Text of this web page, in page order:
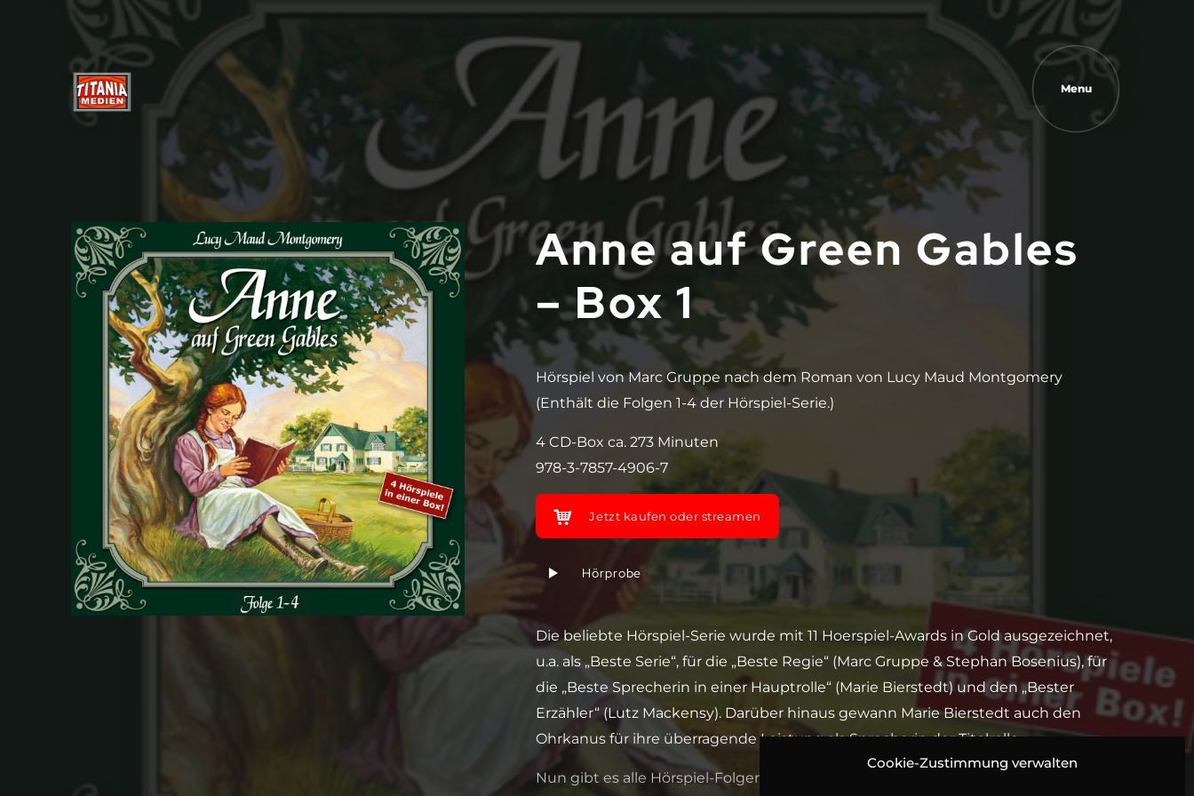
Cookie-Zustimmung verwalten
Menu
Anne auf Green Gables
– Box 1
Hörspiel von Marc Gruppe nach dem Roman von Lucy Maud Montgomery
(Enthält die Folgen 1-4 der Hörspiel-Serie.)
4 CD-Box ca. 273 Minuten
978-3-7857-4906-7
Jetzt kaufen oder streamen
Hörprobe
Die beliebte Hörspiel-Serie wurde mit 11 Hoerspiel-Awards in Gold ausgezeichnet,
u.a. als „Beste Serie“, für die „Beste Regie“ (Marc Gruppe & Stephan Bosenius), für
die „Beste Sprecherin in einer Hauptrolle“ (Marie Bierstedt) und den „Bester
Erzähler“ (Lutz Mackensy). Darüber hinaus gewann Marie Bierstedt auch den
Ohrkanus für ihre überragende Leistung als Sprecherin der Titelrolle.
Nun gibt es alle Hörspiel-Folgen der ersten Staffel zum Sonderpreis in einer Box!